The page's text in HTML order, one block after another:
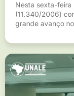
Nesta sexta-feira
(11.340/2006)
grande avanço